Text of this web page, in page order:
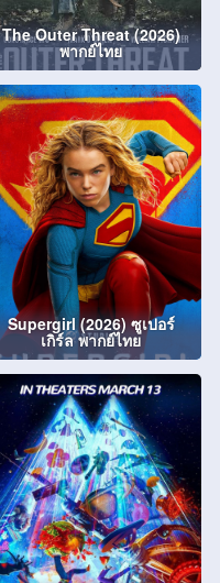
The Outer Threat (2026)
พากย์ไทย
Supergirl (2026) ซูเปอร์
เกิร์ล พากย์ไทย